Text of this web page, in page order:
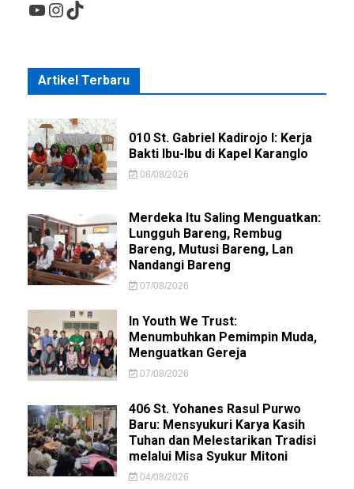
YouTube
Instagram
TikTok
Artikel Terbaru
010 St. Gabriel Kadirojo I: Kerja
Bakti Ibu-Ibu di Kapel Karanglo
08/08/2026
Merdeka Itu Saling Menguatkan:
Lungguh Bareng, Rembug
Bareng, Mutusi Bareng, Lan
Nandangi Bareng
07/08/2026
In Youth We Trust:
Menumbuhkan Pemimpin Muda,
Menguatkan Gereja
07/08/2026
406 St. Yohanes Rasul Purwo
Baru: Mensyukuri Karya Kasih
Tuhan dan Melestarikan Tradisi
melalui Misa Syukur Mitoni
04/08/2026